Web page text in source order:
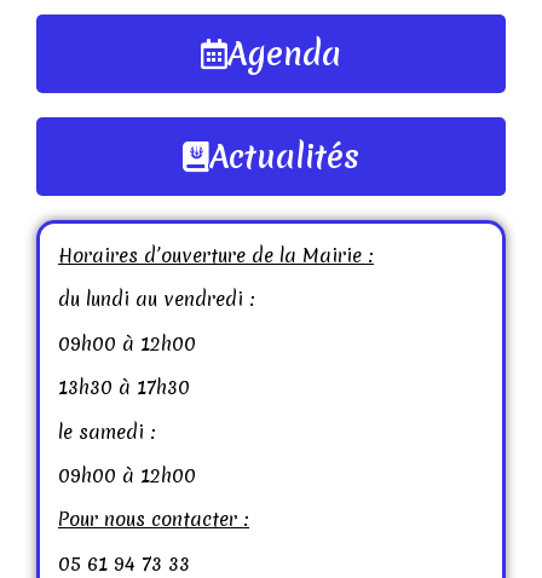
Agenda
Actualités
Horaires d’ouverture de la Mairie :
du lundi au vendredi :
09h00 à 12h00
13h30 à 17h30
le samedi :
09h00 à 12h00
Pour nous contacter :
05 61 94 73 33